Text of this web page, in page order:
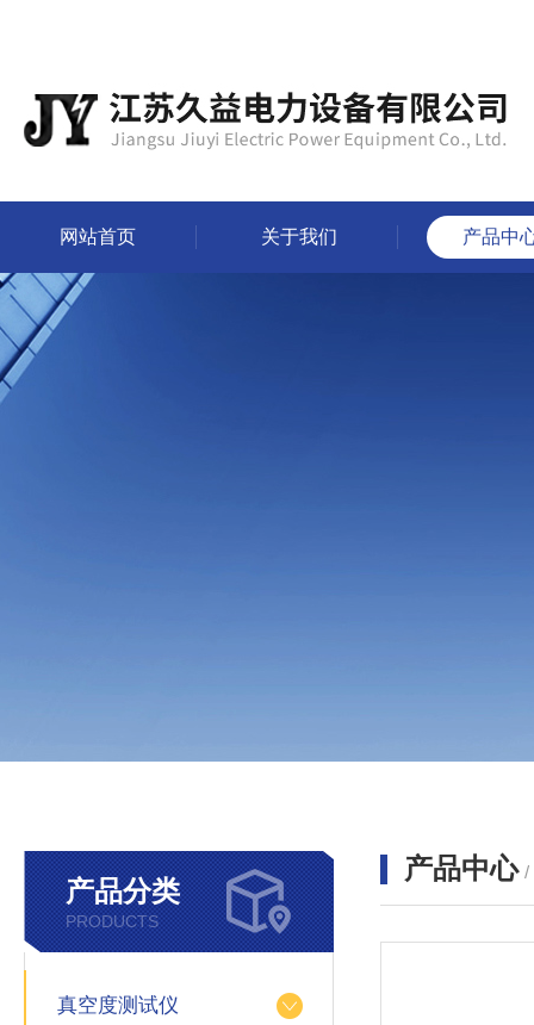
网站首页 关于我们 产品中
产品分类
PRODUCTS
真空度测试仪
产品中心 /